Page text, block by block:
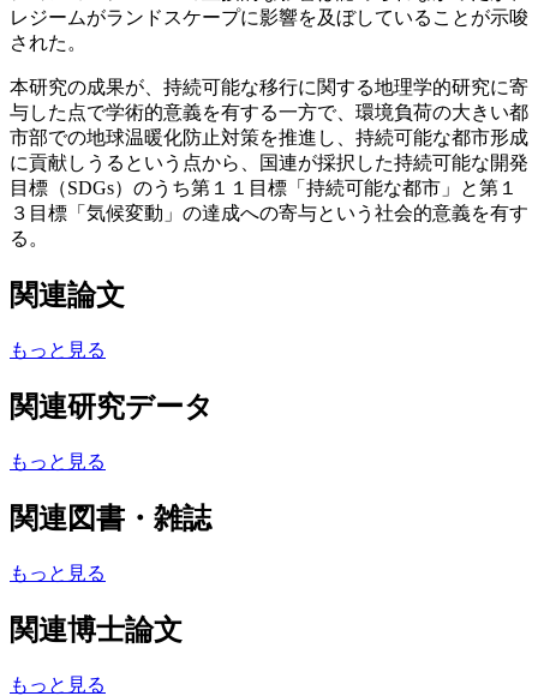
レジームがランドスケープに影響を及ぼしていることが示唆
された。
本研究の成果が、持続可能な移行に関する地理学的研究に寄
与した点で学術的意義を有する一方で、環境負荷の大きい都
市部での地球温暖化防止対策を推進し、持続可能な都市形成
に貢献しうるという点から、国連が採択した持続可能な開発
目標（SDGs）のうち第１１目標「持続可能な都市」と第１
３目標「気候変動」の達成への寄与という社会的意義を有す
る。
関連論文
もっと見る
関連研究データ
もっと見る
関連図書・雑誌
もっと見る
関連博士論文
もっと見る